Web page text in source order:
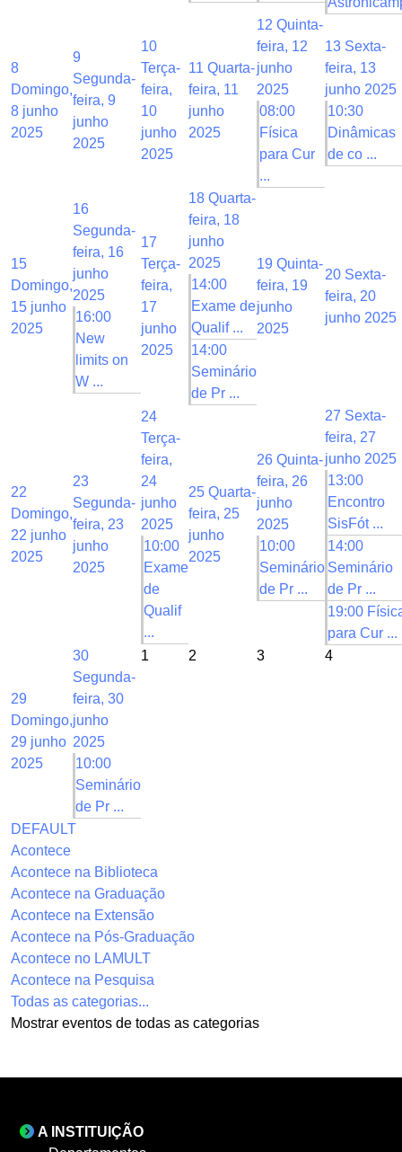
8
Domingo,
8 junho
2025
9
Segunda-
feira, 9
junho
2025
10
Terça-
feira,
10
junho
2025
11 Quarta-
feira, 11
junho
2025
12 Quinta-
feira, 12
junho
2025
08:00
Física
para Cur
...
13 Sexta-
feira, 13
junho 2025
10:30
Dinâmicas
de co ...
15
Domingo,
15 junho
2025
16
Segunda-
feira, 16
junho
2025
16:00
New
limits on
W ...
17
Terça-
feira,
17
junho
2025
18 Quarta-
feira, 18
junho
2025
14:00
Exame de
Qualif ...
14:00
Seminário
de Pr ...
19 Quinta-
feira, 19
junho
2025
20 Sexta-
feira, 20
junho 2025
22
Domingo,
22 junho
2025
23
Segunda-
feira, 23
junho
2025
24
Terça-
feira,
24
junho
2025
10:00
Exame
de
Qualif
...
25 Quarta-
feira, 25
junho
2025
26 Quinta-
feira, 26
junho
2025
10:00
Seminário
de Pr ...
27 Sexta-
feira, 27
junho 2025
13:00
Encontro
SisFót ...
14:00
Seminário
de Pr ...
19:00
para Cur ...
29
Domingo,
29 junho
2025
30
Segunda-
feira, 30
junho
2025
10:00
Seminário
de Pr ...
1 2 3 4
DEFAULT
Acontece
Acontece na Biblioteca
Acontece na Graduação
Acontece na Extensão
Acontece na Pós-Graduação
Acontece no LAMULT
Acontece na Pesquisa
Todas as categorias...
Mostrar eventos de todas as categorias
A INSTITUIÇÃO